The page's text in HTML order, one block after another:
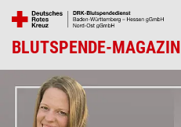
BLUTSPENDE-MAGAZIN